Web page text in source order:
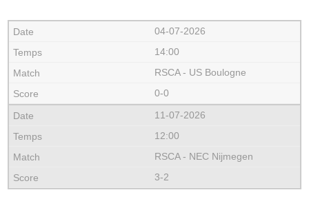
04-07-2026
14:00
RSCA - US Boulogne
0-0
11-07-2026
12:00
RSCA - NEC Nijmegen
3-2